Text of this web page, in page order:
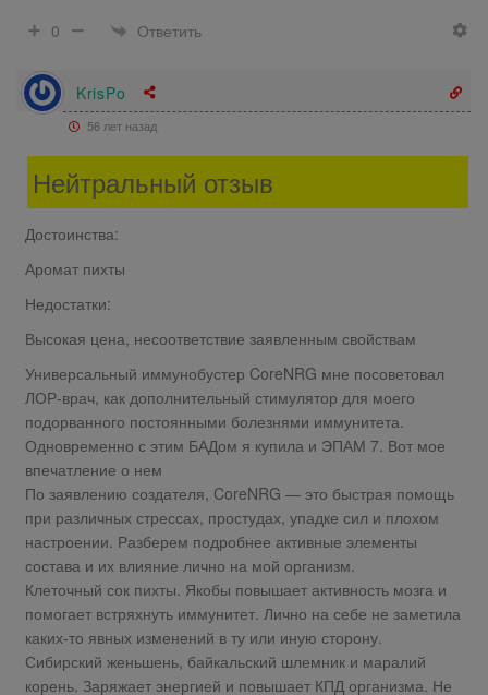
0
Ответить
KrisPo
56 лет назад
Нейтральный отзыв
Достоинства:
Аромат пихты
Недостатки:
Высокая цена, несоответствие заявленным свойствам
Универсальный иммунобустер CoreNRG мне посоветовал
ЛОР-врач, как дополнительный стимулятор для моего
подорванного постоянными болезнями иммунитета.
Одновременно с этим БАДом я купила и ЭПАМ 7. Вот мое
впечатление о нем
По заявлению создателя, CoreNRG — это быстрая помощь
при различных стрессах, простудах, упадке сил и плохом
настроении. Разберем подробнее активные элементы
состава и их влияние лично на мой организм.
Клеточный сок пихты. Якобы повышает активность мозга и
помогает встряхнуть иммунитет. Лично на себе не заметила
каких-то явных изменений в ту или иную сторону.
Сибирский женьшень, байкальский шлемник и маралий
корень. Заряжает энергией и повышает КПД организма. Не